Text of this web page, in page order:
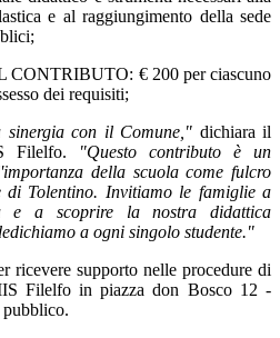
e al raggiungimento della sede
CONTRIBUTO: € 200 per ciascuno
dei requisiti;
sinergia con il Comune," dichiara il
Filelfo.
"Questo contributo è un
della scuola come fulcro
di Tolentino. Invitiamo le famiglie a
e a scoprire la nostra didattica
a ogni singolo studente."
ricevere supporto nelle procedure di
Filelfo in piazza don Bosco 12 -
pubblico.